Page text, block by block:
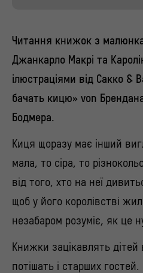
Читання книжок з
Джанкарло Макрі та
ілюстраціями від Сакко &
бачать кицю» von
Бодмера.
Киця щоразу має інший
мала, то сіра, то
від того, хто на неї
щоб у його королівстві
незабаром розуміє, як це
Книжки зацікавлять дітей
потішать і старших гостей.